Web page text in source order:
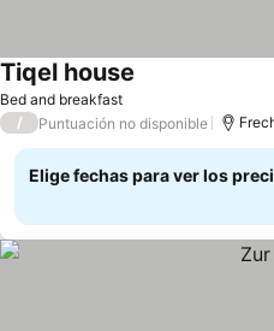
Bed and breakfast
Tiqel house
/ Puntuación no disponible
Elige fechas para ver los